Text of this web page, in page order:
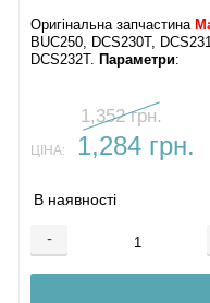
Оригінальна запчастина
BUC250, DCS230T,
DCS232T. Параметри:
1,352 грн.
ЦІНА: 1,284 грн.
В наявності
-